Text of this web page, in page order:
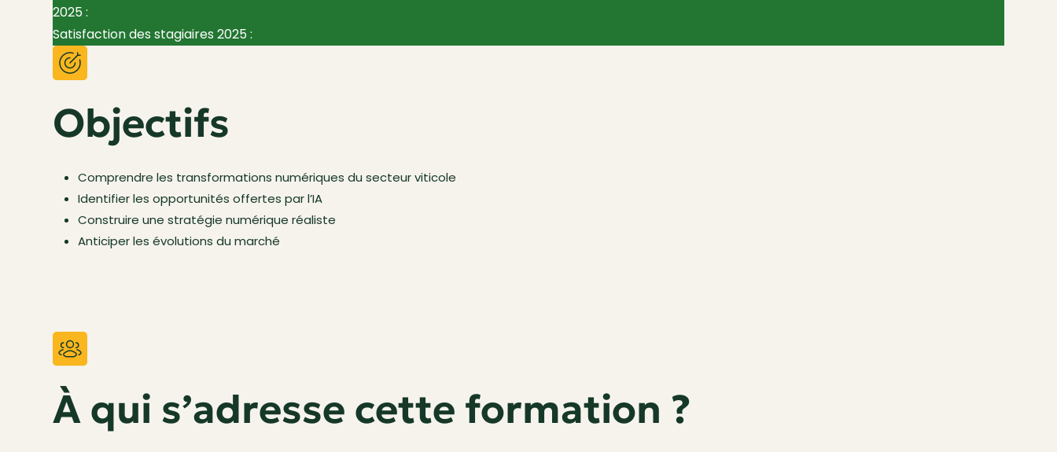
2025 :
Satisfaction des stagiaires 2025 :
Objectifs
Comprendre les transformations numériques du secteur viticole
Identifier les opportunités offertes par l’IA
Construire une stratégie numérique réaliste
Anticiper les évolutions du marché
À qui s’adresse cette formation ?